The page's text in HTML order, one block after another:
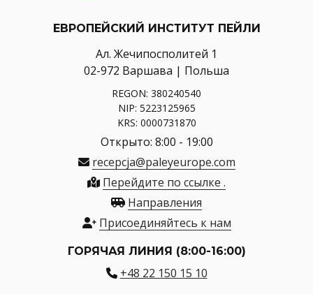
ЕВРОПЕЙСКИЙ ИНСТИТУТ ПЕЙЛИ
Ал. Жечипосполитей 1
02-972 Варшава | Польша
REGON: 380240540
NIP: 5223125965
KRS: 0000731870
Открыто: 8:00 - 19:00
recepcja@paleyeurope.com
Перейдите по ссылке .
Направления
Присоединяйтесь к нам
ГОРЯЧАЯ ЛИНИЯ (8:00-16:00)
+48 22 150 15 10